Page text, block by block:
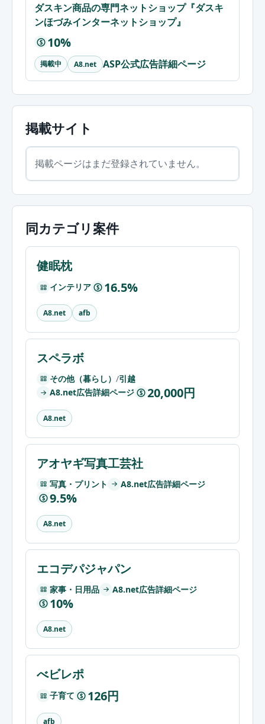
ダスキン商品の専門ネットショップ『ダスキ
ンほづみインターネットショップ』
$ 10%
掲載中 A8.net ASP公式広告詳細ページ
掲載サイト
掲載ページはまだ登録されていません。
同カテゴリ案件
健眠枕
インテリア $ 16.5%
A8.net afb
スペラボ
その他（暮らし） /引越
A8.net広告詳細ページ
$ 20,000円
A8.net
アオヤギ写真工芸社
写真・プリント A8.net広告詳細ページ
$ 9.5%
A8.net
エコデパジャパン
家事・日用品 A8.net広告詳細ページ
$ 10%
A8.net
べビレポ
子育て $ 126円
afb